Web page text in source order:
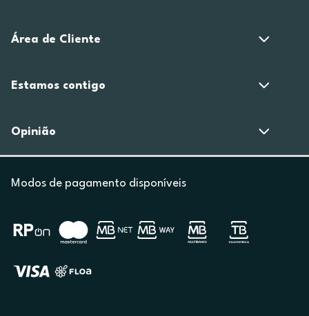
Área de Cliente
Estamos contigo
Opinião
Modos de pagamento disponíveis